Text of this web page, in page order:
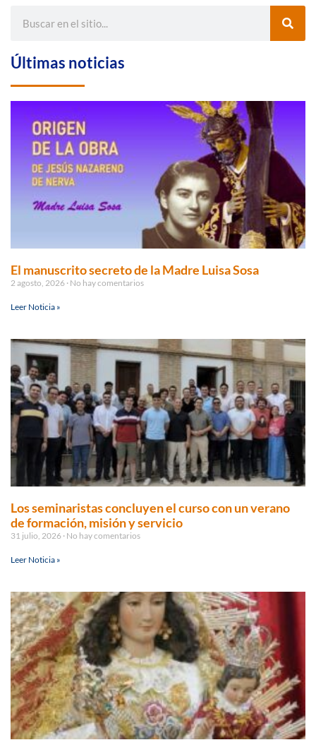
Últimas noticias
El manuscrito secreto de la Madre Luisa Sosa
2 agosto, 2026 No hay comentarios
Leer Noticia »
Los seminaristas concluyen el curso con un verano
de formación, misión y servicio
31 julio, 2026 No hay comentarios
Leer Noticia »